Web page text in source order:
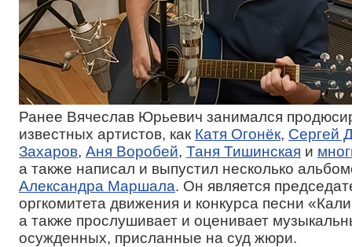
Ранее Вячеслав Юрьевич занимался
известных артистов, как Катя Огонёк, Сергей
Захаров, Аня Воробей, Таня Тишинская и
а также написал и выпустил несколько
Александра Маршала. Он является
оргкомитета движения и конкурса песни
а также прослушивает и оценивает
осужденных, присланные на суд жюри.